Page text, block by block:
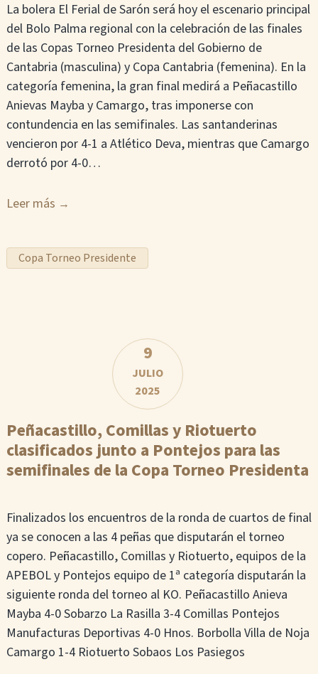
La bolera El Ferial de Sarón será hoy el escenario principal
del Bolo Palma regional con la celebración de las finales
de las Copas Torneo Presidenta del Gobierno de
Cantabria (masculina) y Copa Cantabria (femenina). En la
categoría femenina, la gran final medirá a Peñacastillo
Anievas Mayba y Camargo, tras imponerse con
contundencia en las semifinales. Las santanderinas
vencieron por 4-1 a Atlético Deva, mientras que Camargo
derrotó por 4-0…
Leer más
Copa Torneo Presidente
9
JULIO
2025
Peñacastillo, Comillas y Riotuerto
clasificados junto a Pontejos para las
semifinales de la Copa Torneo Presidenta
Finalizados los encuentros de la ronda de cuartos de final
ya se conocen a las 4 peñas que disputarán el torneo
copero. Peñacastillo, Comillas y Riotuerto, equipos de la
APEBOL y Pontejos equipo de 1ª categoría disputarán la
siguiente ronda del torneo al KO. Peñacastillo Anieva
Mayba 4-0 Sobarzo La Rasilla 3-4 Comillas Pontejos
Manufacturas Deportivas 4-0 Hnos. Borbolla Villa de Noja
Camargo 1-4 Riotuerto Sobaos Los Pasiegos